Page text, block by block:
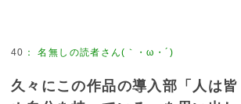
40 ：名無しの読者さん(｀・ω・´)
久々にこの作品の導入部「人は